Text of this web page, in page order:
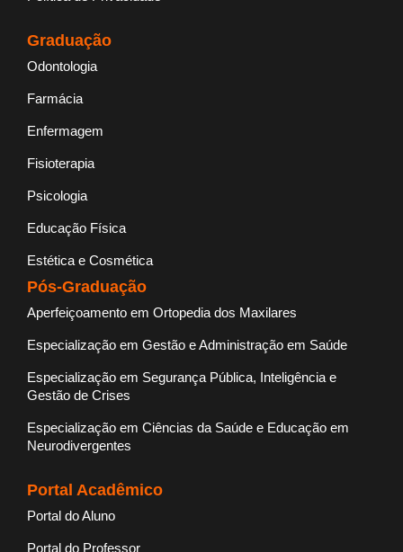
Graduação
Odontologia
Farmácia
Enfermagem
Fisioterapia
Psicologia
Educação Física
Estética e Cosmética
Pós-Graduação
Aperfeiçoamento em Ortopedia dos Maxilares
Especialização em Gestão e Administração em Saúde
Especialização em Segurança Pública, Inteligência e
Gestão de Crises
Especialização em Ciências da Saúde e Educação em
Neurodivergentes
Portal Acadêmico
Portal do Aluno
Portal do Professor